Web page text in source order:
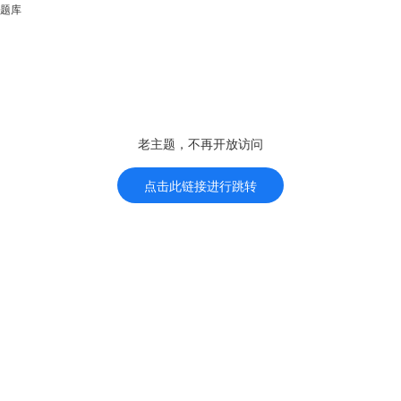
题库
老主题，不再开放访问
点击此链接进行跳转